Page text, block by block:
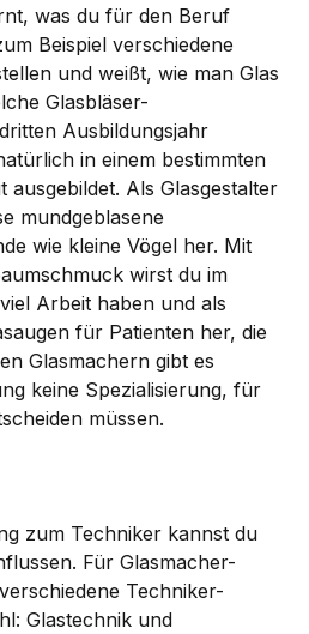
was du für den Beruf
Beispiel verschiedene
und weißt, wie man Glas
Glasbläser-
Ausbildungsjahr
in einem bestimmten
ausgebildet. Als Glasgestalter
mundgeblasene
wie kleine Vögel her. Mit
wirst du im
Arbeit haben und als
für Patienten her, die
Glasmachern gibt es
keine Spezialisierung, für
müssen.
zum Techniker kannst du
Für Glasmacher-
Techniker-
Glastechnik und